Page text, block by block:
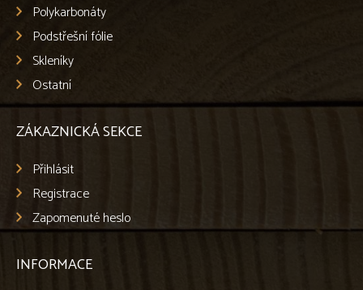
Polykarbonáty
Podstřešní fólie
Skleníky
Ostatní
ZÁKAZNICKÁ SEKCE
Přihlásit
Registrace
Zapomenuté heslo
INFORMACE